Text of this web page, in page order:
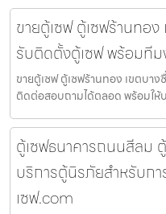
ขายตู้เซฟ ตู้เซฟร้านทอ
รับติดตั้งตู้เซฟ พร้อมที
ขายตู้เซฟ ตู้เซฟร้านทอง เขตบา
ติดต่อสอบถามได้ตลอด พร้อมให้
ตู้เซฟธนาคารถนนสีลม ตู้
บริการตู้นิรภัยสำหรับกา
เซฟ.com